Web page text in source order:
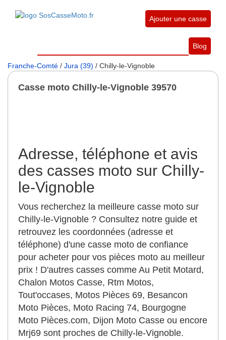
Ajouter une casse
Blog
Franche-Comté / Jura (39) / Chilly-le-Vignoble
Casse moto Chilly-le-Vignoble 39570
Adresse, téléphone et avis
des casses moto sur Chilly-
le-Vignoble
Vous recherchez la meilleure casse moto sur
Chilly-le-Vignoble ? Consultez notre guide et
retrouvez les coordonnées (adresse et
téléphone) d'une casse moto de confiance
pour acheter pour vos pièces moto au meilleur
prix ! D'autres casses comme Au Petit Motard,
Chalon Motos Casse, Rtm Motos,
Tout'occases, Motos Pièces 69, Besancon
Moto Pièces, Moto Racing 74, Bourgogne
Moto Pièces.com, Dijon Moto Casse ou encore
Mrj69 sont proches de Chilly-le-Vignoble.